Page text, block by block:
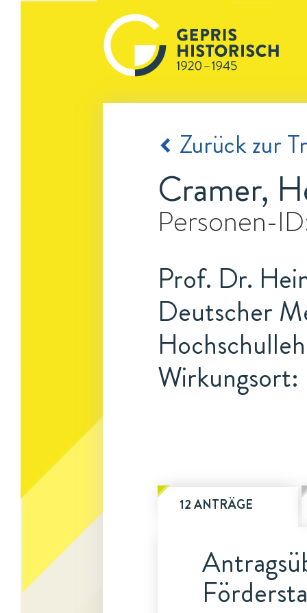
Zurück zur
Cramer,
Personen-
Prof. Dr.
Deutscher
12 ANTRÄGE